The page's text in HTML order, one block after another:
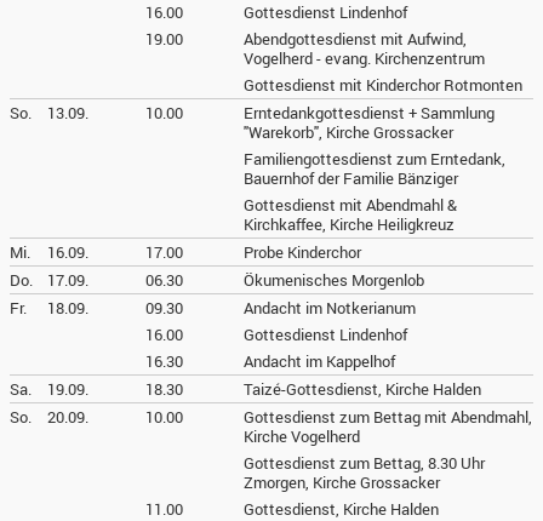
16.00
Gottesdienst Lindenhof
19.00
Abendgottesdienst mit Aufwind,
Vogelherd - evang. Kirchenzentrum
Gottesdienst mit Kinderchor Rotmonten
So.
13.09. 10.00
Erntedankgottesdienst + Sammlung
"Warekorb", Kirche Grossacker
Familiengottesdienst zum Erntedank,
Bauernhof der Familie Bänziger
Gottesdienst mit Abendmahl &
Kirchkaffee, Kirche Heiligkreuz
Mi.
16.09. 17.00
Probe Kinderchor
Do.
17.09. 06.30
Ökumenisches Morgenlob
Fr.
18.09. 09.30
Andacht im Notkerianum
16.00
Gottesdienst Lindenhof
16.30
Andacht im Kappelhof
Sa.
19.09. 18.30
Taizé-Gottesdienst, Kirche Halden
So.
20.09. 10.00
Gottesdienst zum Bettag mit Abendmahl,
Kirche Vogelherd
Gottesdienst zum Bettag, 8.30 Uhr
Zmorgen, Kirche Grossacker
11.00
Gottesdienst, Kirche Halden